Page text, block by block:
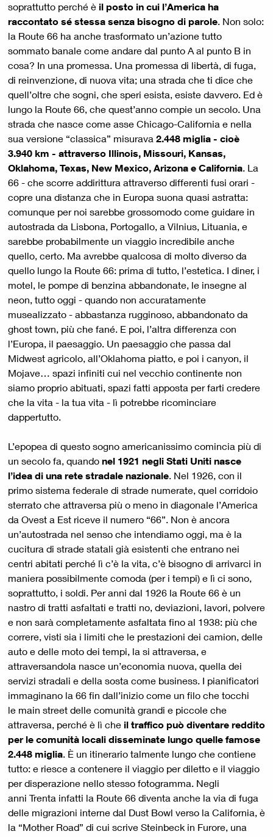
soprattutto perché è il posto in cui l’America ha
raccontato sé stessa senza bisogno di parole. Non solo:
la Route 66 ha anche trasformato un’azione tutto
sommato banale come andare dal punto A al punto B in
cosa? In una promessa. Una promessa di libertà, di fuga,
di reinvenzione, di nuova vita; una strada che ti dice che
quell’oltre che sogni, che speri esista, esiste davvero. Ed è
lungo la Route 66, che quest’anno compie un secolo. Una
strada che nasce come asse Chicago-California e nella
sua versione “classica” misurava 2.448 miglia - cioè
3.940 km - attraverso Illinois, Missouri, Kansas,
Oklahoma, Texas, New Mexico, Arizona e California. La
66 - che scorre addirittura attraverso differenti fusi orari -
copre una distanza che in Europa suona quasi astratta:
comunque per noi sarebbe grossomodo come guidare in
autostrada da Lisbona, Portogallo, a Vilnius, Lituania, e
sarebbe probabilmente un viaggio incredibile anche
quello, certo. Ma avrebbe qualcosa di molto diverso da
quello lungo la Route 66: prima di tutto, l’estetica. I diner, i
motel, le pompe di benzina abbandonate, le insegne al
neon, tutto oggi - quando non accuratamente
musealizzato - abbastanza rugginoso, abbandonato da
ghost town, più che fané. E poi, l’altra differenza con
l’Europa, il paesaggio. Un paesaggio che passa dal
Midwest agricolo, all’Oklahoma piatto, e poi i canyon, il
Mojave… spazi infiniti cui nel vecchio continente non
siamo proprio abituati, spazi fatti apposta per farti credere
che la vita - la tua vita - lì potrebbe ricominciare
dappertutto.
L’epopea di questo sogno americanissimo comincia più di
un secolo fa, quando nel 1921 negli Stati Uniti nasce
l’idea di una rete stradale nazionale. Nel 1926, con il
primo sistema federale di strade numerate, quel corridoio
sterrato che attraversa più o meno in diagonale l’America
da Ovest a Est riceve il numero “66”. Non è ancora
un’autostrada nel senso che intendiamo oggi, ma è la
cucitura di strade statali già esistenti che entrano nei
centri abitati perché lì c’è la vita, c’è bisogno di arrivarci in
maniera possibilmente comoda (per i tempi) e lì ci sono,
soprattutto, i soldi. Per anni dal 1926 la Route 66 è un
nastro di tratti asfaltati e tratti no, deviazioni, lavori, polvere
e non sarà completamente asfaltata fino al 1938: più che
correre, visti sia i limiti che le prestazioni dei camion, delle
auto e delle moto dei tempi, la si attraversa, e
attraversandola nasce un’economia nuova, quella dei
servizi stradali e della sosta come business. I pianificatori
immaginano la 66 fin dall’inizio come un filo che tocchi
le main street delle comunità grandi e piccole che
attraversa, perché è lì che il traffico può diventare reddito
per le comunità locali disseminate lungo quelle famose
2.448 miglia. È un itinerario talmente lungo che contiene
tutto: e riesce a contenere il viaggio per diletto e il viaggio
per disperazione nello stesso fotogramma. Negli
anni Trenta infatti la Route 66 diventa anche la via di fuga
delle migrazioni interne dal Dust Bowl verso la California, è
la “Mother Road” di cui scrive Steinbeck in Furore, una